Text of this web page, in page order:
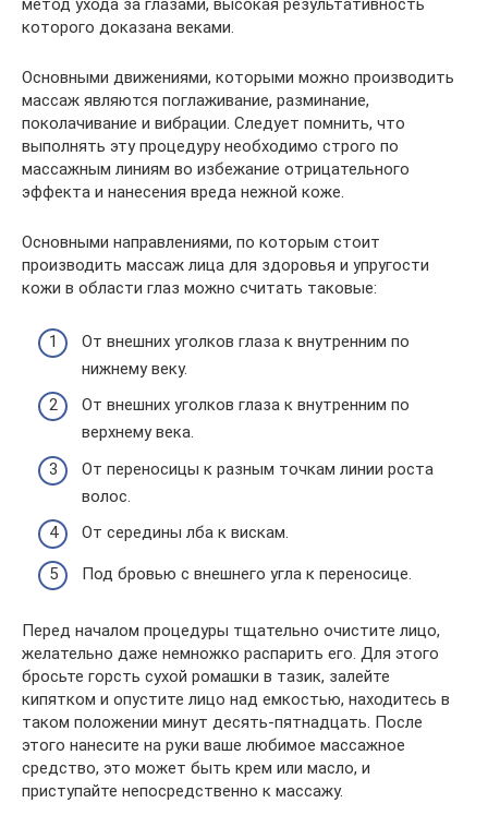
метод ухода за глазами, высокая результативность
которого доказана веками.
Основными движениями, которыми можно производить
массаж являются поглаживание, разминание,
поколачивание и вибрации. Следует помнить, что
выполнять эту процедуру необходимо строго по
массажным линиям во избежание отрицательного
эффекта и нанесения вреда нежной коже.
Основными направлениями, по которым стоит
производить массаж лица для здоровья и упругости
кожи в области глаз можно считать таковые:
От внешних уголков глаза к внутренним по
нижнему веку.
От внешних уголков глаза к внутренним по
верхнему века.
От переносицы к разным точкам линии роста
волос.
От середины лба к вискам.
Под бровью с внешнего угла к переносице.
Перед началом процедуры тщательно очистите лицо,
желательно даже немножко распарить его. Для этого
бросьте горсть сухой ромашки в тазик, залейте
кипятком и опустите лицо над емкостью, находитесь в
таком положении минут десять-пятнадцать. После
этого нанесите на руки ваше любимое массажное
средство, это может быть крем или масло, и
приступайте непосредственно к массажу.